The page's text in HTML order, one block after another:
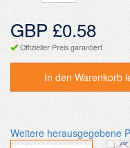
GBP £0.58
Offizieller Preis garantiert
In den Warenkorb
Weitere herausgegebene